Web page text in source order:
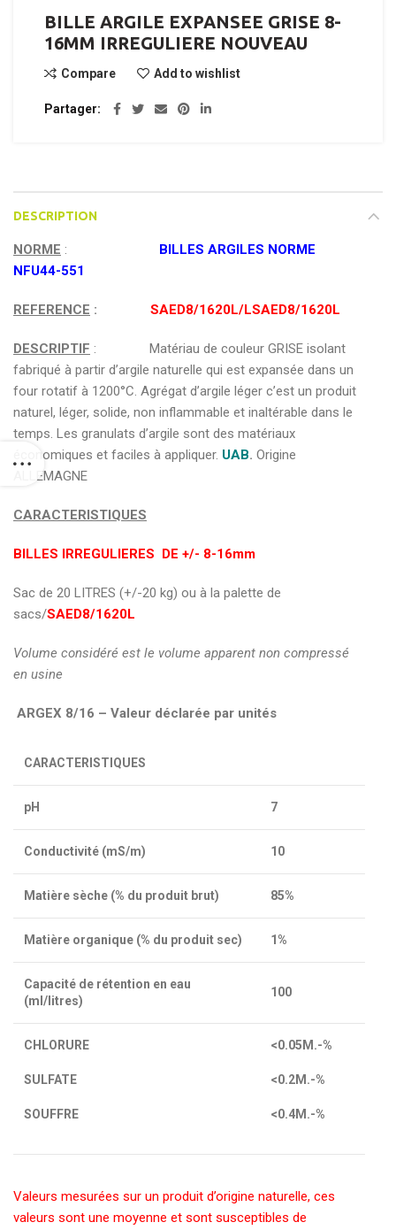
BILLE ARGILE EXPANSEE GRISE 8-
16MM IRREGULIERE NOUVEAU
Compare Add to wishlist
Partager
DESCRIPTION
NORME :
BILLES ARGILES NORME
NFU44-551
REFERENCE : SAED8/1620L/LSAED8/1620L
DESCRIPTIF : Matériau de couleur GRISE isolant
fabriqué à partir d’argile naturelle qui est expansée dans un
four rotatif à 1200°C. Agrégat d’argile léger c’est un produit
naturel, léger, solide, non inflammable et inaltérable dans le
temps. Les granulats d’argile sont des matériaux
économiques et faciles à appliquer. UAB. Origine
ALLEMAGNE
CARACTERISTIQUES
BILLES IRREGULIERES DE +/- 8-16mm
Sac de 20 LITRES (+/-20 kg) ou à la palette de
sacs/SAED8/1620L
Volume considéré est le volume apparent non compressé
en usine
ARGEX 8/16 – Valeur déclarée par unités
CARACTERISTIQUES
pH 7
Conductivité (mS/m) 10
Matière sèche (% du produit brut) 85%
Matière organique (% du produit sec) 1%
Capacité de rétention en eau
(ml/litres)
100
CHLORURE
SULFATE
SOUFFRE
<0.05M.-%
<0.2M.-%
<0.4M.-%
Valeurs mesurées sur un produit d’origine naturelle, ces
valeurs sont une moyenne et sont susceptibles de